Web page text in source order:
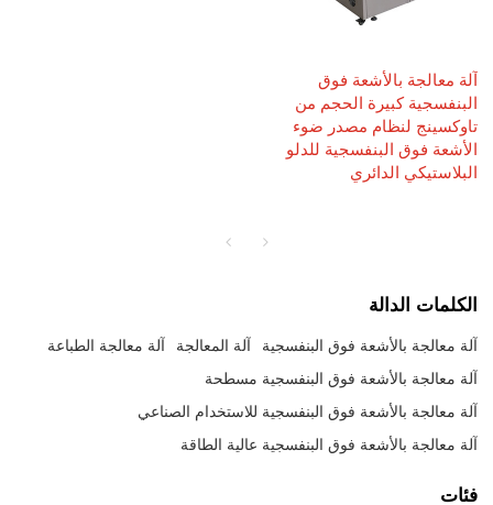
آلة معالجة بالأشعة فوق
البنفسجية كبيرة الحجم من
تاوكسينج لنظام مصدر ضوء
الأشعة فوق البنفسجية للدلو
البلاستيكي الدائري
الكلمات الدالة
آلة معالجة بالأشعة فوق البنفسجية آلة المعالجة
آلة معالجة الطباعة
آلة معالجة بالأشعة فوق البنفسجية مسطحة
آلة معالجة بالأشعة فوق البنفسجية للاستخدام الصناعي
آلة معالجة بالأشعة فوق البنفسجية عالية الطاقة
فئات